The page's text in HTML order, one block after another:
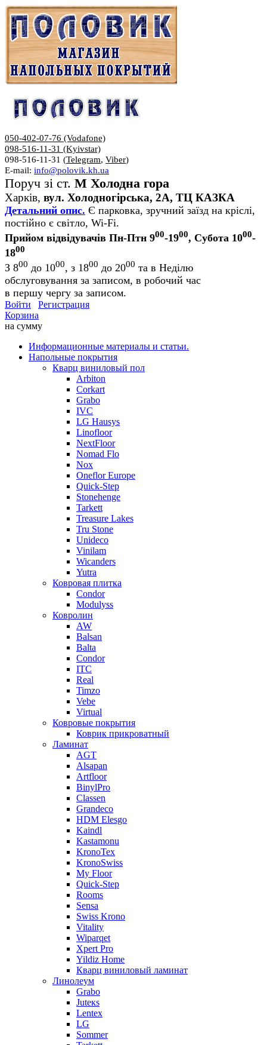
050-402-07-76 (Vodafone)
098-516-11-31 (Kyivstar)
098-516-11-31 (Telegram, Viber)
E-mail: info@polovik.kh.ua
Поруч зі ст. М Холодна гора
Харків, вул. Холодногірська, 2А, ТЦ КАЗКА
Детальний опис. Є парковка, зручний заїзд на кріслі,
постійно є світло, Wi-Fi.
Прийом відвідувачів Пн-Птн 900-1900, Субота 1000-
1800
З 800 до 1000, з 1800 до 2000 та в Неділю
обслуговування за записом, в робочий час
в першу чергу за записом.
Войти
Регистрация
Корзина
на сумму
Информационные материалы и статьи.
Напольные покрытия
Кварц виниловый пол
Arbiton
Corkart
Grabo
IVC
LG Hausys
Linofloor
NextFloor
Nomad Flo
Nox
Oneflor Europe
Quick-Step
Stonehenge
Tarkett
Treasure Lakes
Tru Stone
Unideco
Vinilam
Wicanders
Yutra
Ковровая плитка
Condor
Modulyss
Ковролин
AW
Balsan
Balta
Condor
ITC
Real
Timzo
Vebe
Virtual
Ковровые покрытия
Коврик прикроватный
Ламинат
AGT
Alsapan
Artfloor
BinylPro
Classen
Grandeco
HDM Elesgo
Kaindl
Kastamonu
KronoTex
KronoSwiss
My Floor
Quick-Step
Rooms
Sensa
Swiss Krono
Vitality
Wiparqet
Xpert Pro
Yildiz Home
Кварц виниловый ламинат
Линолеум
Grabo
Juteкs
Lentex
LG
Sommer